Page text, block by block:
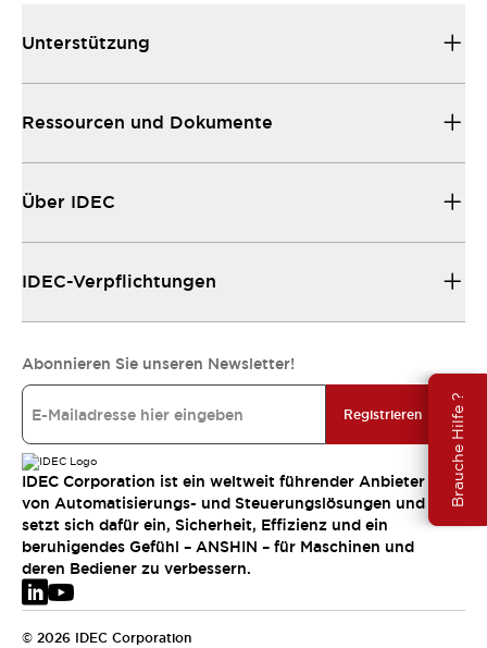
Brauche Hilfe ?
Unterstützung
Ressourcen und Dokumente
Über IDEC
IDEC-Verpflichtungen
Abonnieren Sie unseren Newsletter!
Registrieren
IDEC Corporation ist ein weltweit führender Anbieter
von Automatisierungs- und Steuerungslösungen und
setzt sich dafür ein, Sicherheit, Effizienz und ein
beruhigendes Gefühl – ANSHIN – für Maschinen und
deren Bediener zu verbessern.
© 2026 IDEC Corporation